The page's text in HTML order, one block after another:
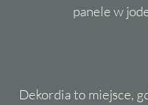
panele w
Dekordia to miejsce,